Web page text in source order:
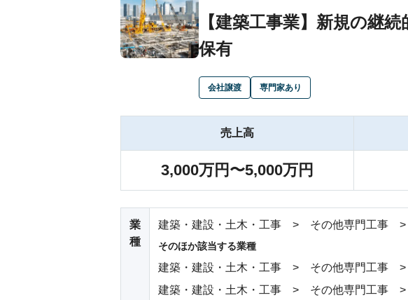
【建築工事業】新規の継
保有
会社譲渡 専門家あり
売上高
3,000万円〜5,000万円
業
種
建築・建設・土木・工事 > その他専門工事
そのほか該当する業種
建築・建設・土木・工事 > その他専門工事 >
建築・建設・土木・工事 > その他専門工事 >